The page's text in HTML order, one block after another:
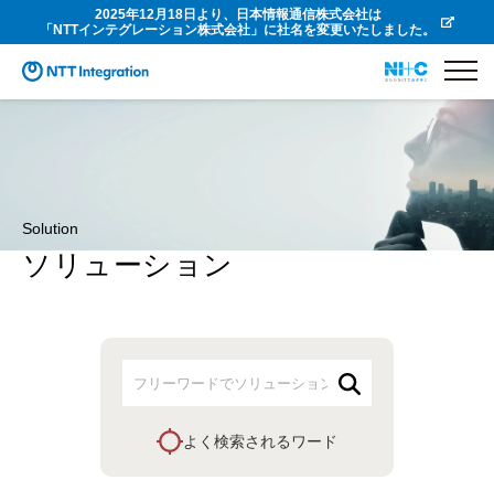
2025年12月18日より、日本情報通信株式会社は
「NTTインテグレーション株式会社」に社名を変更いたしました。
Solution
ソリューション
よく検索されるワード